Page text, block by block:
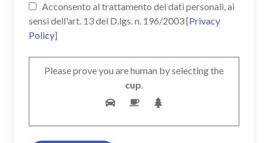
Acconsento al trattamento dei dati personali, ai
sensi dell'art. 13 del D.lgs. n. 196/2003 [Privacy
Policy]
Please prove you are human by selecting the
cup.